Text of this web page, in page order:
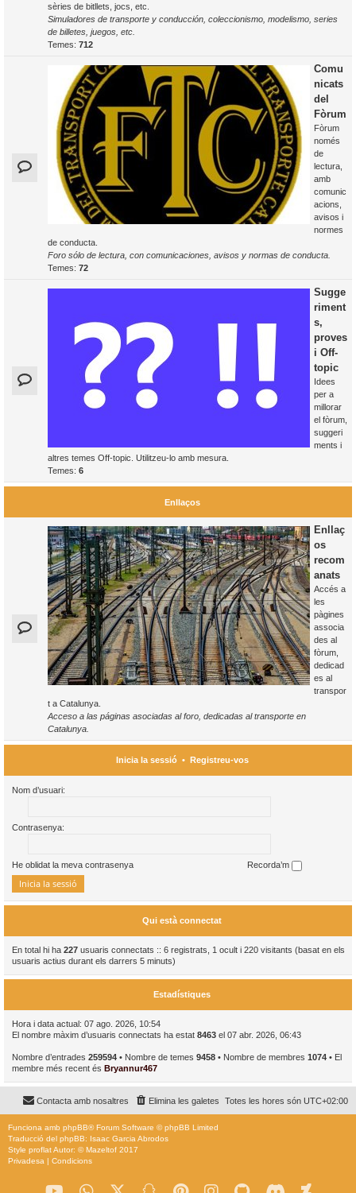
sèries de bitllets, jocs, etc.
Simuladores de transporte y conducción, coleccionismo, modelismo, series
de billetes, juegos, etc.
Temes: 712
Comu
nicats
del
Fòrum
Fòrum
només
de
lectura,
amb
comunic
acions,
avisos i
normes
de conducta.
Foro sólo de lectura, con comunicaciones, avisos y normas de conducta.
Temes: 72
Sugge
riment
s,
proves
i Off-
topic
Idees
per a
millorar
el fòrum,
suggeri
ments i
altres temes Off-topic. Utilitzeu-lo amb mesura.
Temes: 6
Enllaços
Enllaç
os
recom
anats
Accés a
les
pàgines
associa
des al
fòrum,
dedicad
es al
transpor
t a Catalunya.
Acceso a las páginas asociadas al foro, dedicadas al transporte en
Catalunya.
Inicia la sessió• Registreu-vos
Nom d’usuari:
Contrasenya:
He oblidat la meva contrasenya Recorda’m
Qui està connectat
En total hi ha 227 usuaris connectats :: 6 registrats, 1 ocult i 220 visitants (basat en els
usuaris actius durant els darrers 5 minuts)
Estadístiques
Hora i data actual: 07 ago. 2026, 10:54
El nombre màxim d’usuaris connectats ha estat 8463 el 07 abr. 2026, 06:43
Nombre d’entrades 259594 • Nombre de temes 9458 • Nombre de membres 1074 • El
membre més recent és Bryannur467
Totes les hores són UTC+02:00
Elimina les galetes
Contacta amb nosaltres
Funciona amb phpBB® Forum Software © phpBB Limited
Traducció del phpBB: Isaac Garcia Abrodos
Style proflatAutor: ©Mazeltof 2017
Privadesa | Condicions